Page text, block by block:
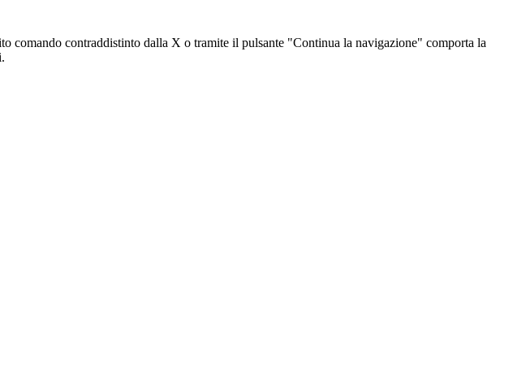
comando contraddistinto dalla X o tramite il pulsante "Continua la navigazione" comporta la